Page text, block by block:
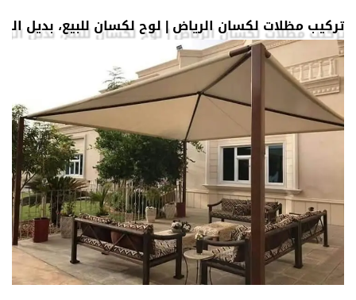
تركيب مظلات لكسان الرياض | لوح لكسان للبيع، بديل